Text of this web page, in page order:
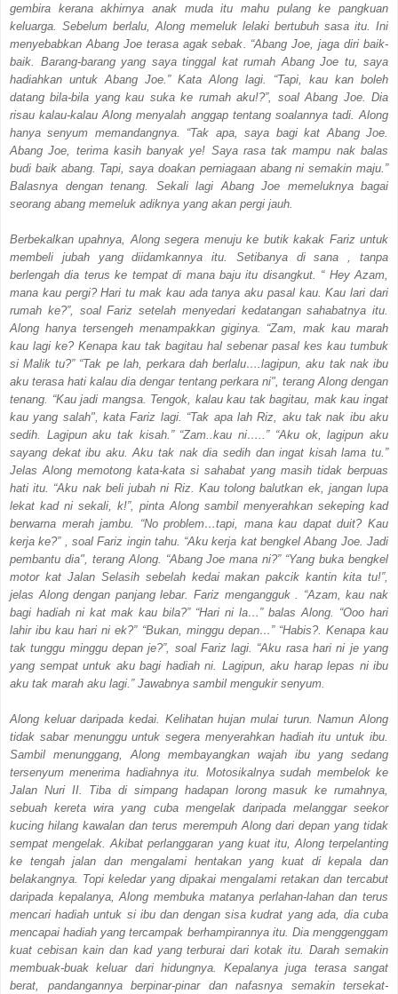
gembira kerana akhirnya anak muda itu mahu pulang ke pangkuan
keluarga. Sebelum berlalu, Along memeluk lelaki bertubuh sasa itu. Ini
menyebabkan Abang Joe terasa agak sebak. “Abang Joe, jaga diri baik-
baik. Barang-barang yang saya tinggal kat rumah Abang Joe tu, saya
hadiahkan untuk Abang Joe.” Kata Along lagi. “Tapi, kau kan boleh
datang bila-bila yang kau suka ke rumah aku!?”, soal Abang Joe. Dia
risau kalau-kalau Along menyalah anggap tentang soalannya tadi. Along
hanya senyum memandangnya. “Tak apa, saya bagi kat Abang Joe.
Abang Joe, terima kasih banyak ye! Saya rasa tak mampu nak balas
budi baik abang. Tapi, saya doakan perniagaan abang ni semakin maju.”
Balasnya dengan tenang. Sekali lagi Abang Joe memeluknya bagai
seorang abang memeluk adiknya yang akan pergi jauh.
Berbekalkan upahnya, Along segera menuju ke butik kakak Fariz untuk
membeli jubah yang diidamkannya itu. Setibanya di sana , tanpa
berlengah dia terus ke tempat di mana baju itu disangkut. “ Hey Azam,
mana kau pergi? Hari tu mak kau ada tanya aku pasal kau. Kau lari dari
rumah ke?”, soal Fariz setelah menyedari kedatangan sahabatnya itu.
Along hanya tersengeh menampakkan giginya. “Zam, mak kau marah
kau lagi ke? Kenapa kau tak bagitau hal sebenar pasal kes kau tumbuk
si Malik tu?” “Tak pe lah, perkara dah berlalu….lagipun, aku tak nak ibu
aku terasa hati kalau dia dengar tentang perkara ni", terang Along dengan
tenang. “Kau jadi mangsa. Tengok, kalau kau tak bagitau, mak kau ingat
kau yang salah", kata Fariz lagi. “Tak apa lah Riz, aku tak nak ibu aku
sedih. Lagipun aku tak kisah.” “Zam..kau ni…..” “Aku ok, lagipun aku
sayang dekat ibu aku. Aku tak nak dia sedih dan ingat kisah lama tu.”
Jelas Along memotong kata-kata si sahabat yang masih tidak berpuas
hati itu. “Aku nak beli jubah ni Riz. Kau tolong balutkan ek, jangan lupa
lekat kad ni sekali, k!”, pinta Along sambil menyerahkan sekeping kad
berwarna merah jambu. “No problem…tapi, mana kau dapat duit? Kau
kerja ke?” , soal Fariz ingin tahu. “Aku kerja kat bengkel Abang Joe. Jadi
pembantu dia", terang Along. “Abang Joe mana ni?” “Yang buka bengkel
motor kat Jalan Selasih sebelah kedai makan pakcik kantin kita tu!”,
jelas Along dengan panjang lebar. Fariz mengangguk . “Azam, kau nak
bagi hadiah ni kat mak kau bila?” “Hari ni la…” balas Along. “Ooo hari
lahir ibu kau hari ni ek?” “Bukan, minggu depan…” “Habis?. Kenapa kau
tak tunggu minggu depan je?”, soal Fariz lagi. “Aku rasa hari ni je yang
yang sempat untuk aku bagi hadiah ni. Lagipun, aku harap lepas ni ibu
aku tak marah aku lagi.” Jawabnya sambil mengukir senyum.
Along keluar daripada kedai. Kelihatan hujan mulai turun. Namun Along
tidak sabar menunggu untuk segera menyerahkan hadiah itu untuk ibu.
Sambil menunggang, Along membayangkan wajah ibu yang sedang
tersenyum menerima hadiahnya itu. Motosikalnya sudah membelok ke
Jalan Nuri II. Tiba di simpang hadapan lorong masuk ke rumahnya,
sebuah kereta wira yang cuba mengelak daripada melanggar seekor
kucing hilang kawalan dan terus merempuh Along dari depan yang tidak
sempat mengelak. Akibat perlanggaran yang kuat itu, Along terpelanting
ke tengah jalan dan mengalami hentakan yang kuat di kepala dan
belakangnya. Topi keledar yang dipakai mengalami retakan dan tercabut
daripada kepalanya, Along membuka matanya perlahan-lahan dan terus
mencari hadiah untuk si ibu dan dengan sisa kudrat yang ada, dia cuba
mencapai hadiah yang tercampak berhampirannya itu. Dia menggenggam
kuat cebisan kain dan kad yang terburai dari kotak itu. Darah semakin
membuak-buak keluar dari hidungnya. Kepalanya juga terasa sangat
berat, pandangannya berpinar-pinar dan nafasnya semakin tersekat-